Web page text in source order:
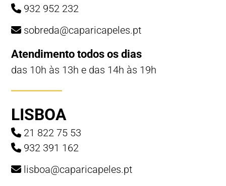
932 952 232
sobreda@caparicapeles.pt
Atendimento todos os dias
das 10h às 13h e das 14h às 19h
LISBOA
21 822 75 53
932 391 162
lisboa@caparicapeles.pt